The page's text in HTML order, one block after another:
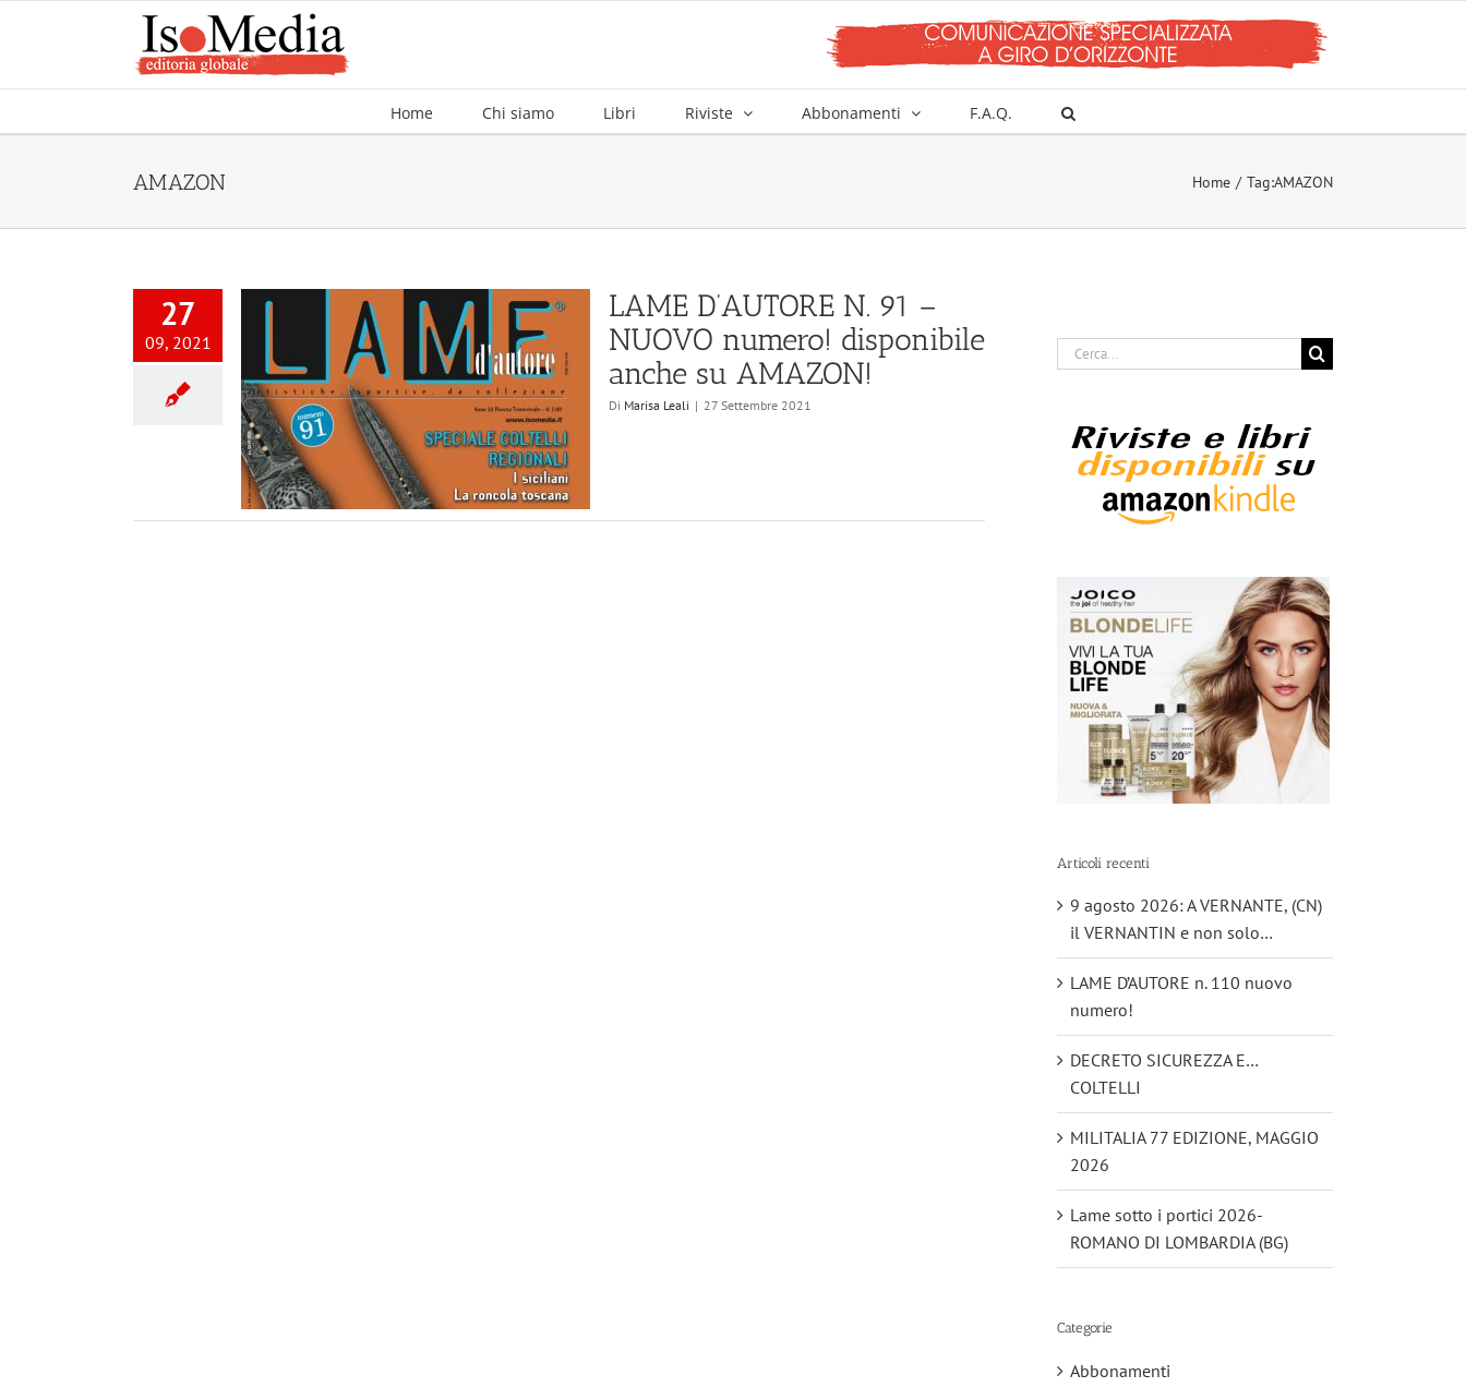
Home Chi siamo Libri Riviste Abbonamenti F.A.Q.
AMAZON Home Tag:AMAZON
27
09, 2021
LAME D’AUTORE N. 91 –
NUOVO numero! disponibile
anche su AMAZON!
Di Marisa Leali | 27 Settembre 2021
Cerca
Articoli recenti
9 agosto 2026: A VERNANTE, (CN)
il VERNANTIN e non solo…
LAME D’AUTORE n. 110 nuovo
numero!
DECRETO SICUREZZA E…
COLTELLI
MILITALIA 77 EDIZIONE, MAGGIO
2026
Lame sotto i portici 2026-
ROMANO DI LOMBARDIA (BG)
Categorie
Abbonamenti